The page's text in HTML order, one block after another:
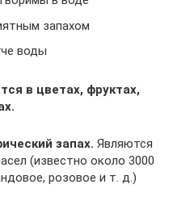
запахом
воды
в цветах, фруктах,
запах. Являются
(известно около 3000
розовое и т. д.)